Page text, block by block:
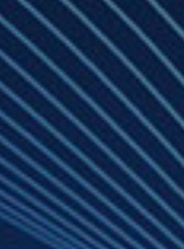
to search or ESC to close